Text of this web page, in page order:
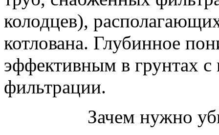
колодцев),
котлована. Глубинное
эффективным в грунтах
фильтрации.
Зачем нужно